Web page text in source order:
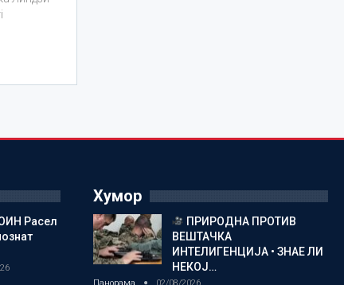
Расел
Хумор
ПРИРОДНА ПРОТИВ
ВЕШТАЧКА
ИНТЕЛИГЕНЦИЈА • ЗНАЕ ЛИ
НЕКОЈ…
Панорама 02/08/2026